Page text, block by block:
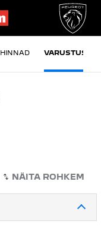
HINNAD VARUSTUS